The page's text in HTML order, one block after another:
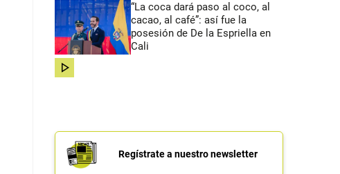
“La coca dará paso al coco, al
cacao, al café”: así fue la
posesión de De la Espriella en
Cali
share
Regístrate a nuestro newsletter